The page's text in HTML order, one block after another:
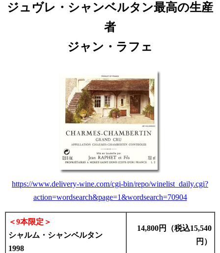
ジュヴレ・シャンベルタン最高の生産
者
ジャン・ラフェ
https://www.delivery-wine.com/cgi-bin/repo/winelist_daily.cgi?
action=wordsearch&page=1&wordsearch=70904
＜9本限定＞
シャルム・シャンベルタン
1998
14,800円（税込15,540
円）